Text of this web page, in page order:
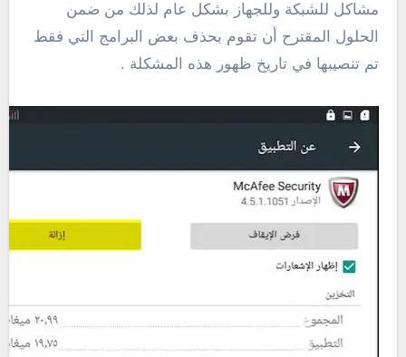
مشاكل للشبكة وللجهاز بشكل عام لذلك من ضمن
الحلول المقترح أن تقوم بحذف بعض البرامج التي فقط
تم تنصيبها في تاريخ ظهور هذه المشكلة .